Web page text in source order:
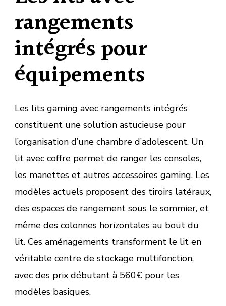
rangements
intégrés pour
équipements
Les lits gaming avec rangements intégrés
constituent une solution astucieuse pour
l’organisation d’une chambre d’adolescent. Un
lit avec coffre permet de ranger les consoles,
les manettes et autres accessoires gaming. Les
modèles actuels proposent des tiroirs latéraux,
des espaces de rangement sous le sommier, et
même des colonnes horizontales au bout du
lit. Ces aménagements transforment le lit en
véritable centre de stockage multifonction,
avec des prix débutant à 560€ pour les
modèles basiques.